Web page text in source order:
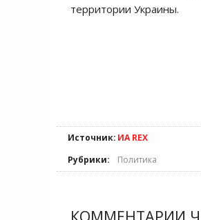
территории Украины.
Источник: ИА REX
Рубрики:
Политика